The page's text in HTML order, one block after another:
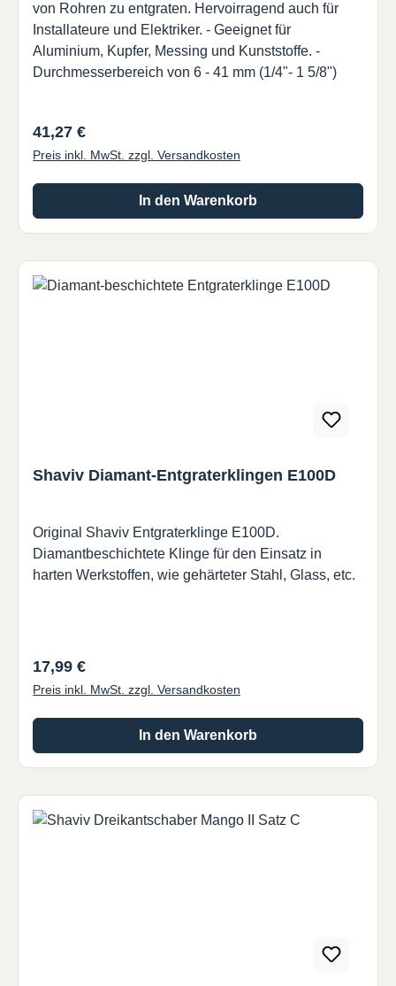
von Rohren zu entgraten. Hervoirragend auch für
Installateure und Elektriker. - Geeignet für
Aluminium, Kupfer, Messing und Kunststoffe. -
Durchmesserbereich von 6 - 41 mm (1/4"- 1 5/8")
Regulärer Preis:
41,27 €
Preis inkl. MwSt. zzgl. Versandkosten
In den Warenkorb
Shaviv Diamant-Entgraterklingen E100D
Original Shaviv Entgraterklinge E100D.
Diamantbeschichtete Klinge für den Einsatz in
harten Werkstoffen, wie gehärteter Stahl, Glass, etc.
Regulärer Preis:
17,99 €
Preis inkl. MwSt. zzgl. Versandkosten
In den Warenkorb